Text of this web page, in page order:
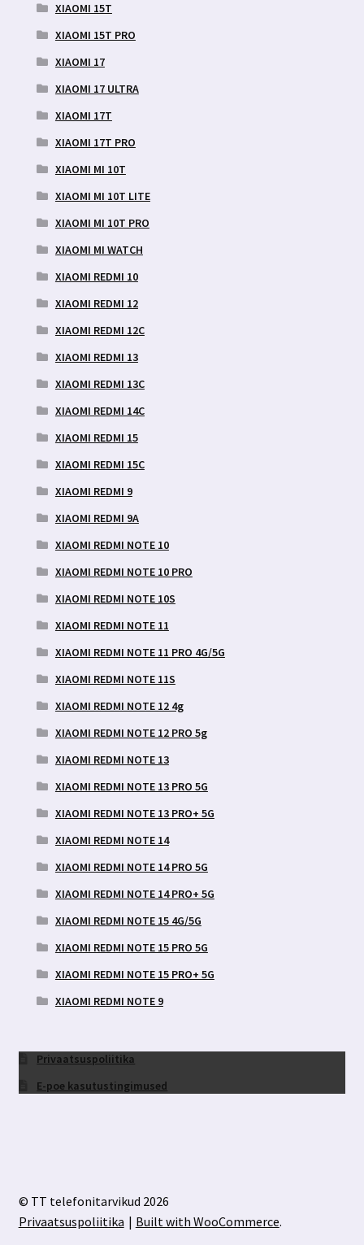
XIAOMI 15T
XIAOMI 15T PRO
XIAOMI 17
XIAOMI 17 ULTRA
XIAOMI 17T
XIAOMI 17T PRO
XIAOMI MI 10T
XIAOMI MI 10T LITE
XIAOMI MI 10T PRO
XIAOMI MI WATCH
XIAOMI REDMI 10
XIAOMI REDMI 12
XIAOMI REDMI 12C
XIAOMI REDMI 13
XIAOMI REDMI 13C
XIAOMI REDMI 14C
XIAOMI REDMI 15
XIAOMI REDMI 15C
XIAOMI REDMI 9
XIAOMI REDMI 9A
XIAOMI REDMI NOTE 10
XIAOMI REDMI NOTE 10 PRO
XIAOMI REDMI NOTE 10S
XIAOMI REDMI NOTE 11
XIAOMI REDMI NOTE 11 PRO 4G/5G
XIAOMI REDMI NOTE 11S
XIAOMI REDMI NOTE 12 4g
XIAOMI REDMI NOTE 12 PRO 5g
XIAOMI REDMI NOTE 13
XIAOMI REDMI NOTE 13 PRO 5G
XIAOMI REDMI NOTE 13 PRO+ 5G
XIAOMI REDMI NOTE 14
XIAOMI REDMI NOTE 14 PRO 5G
XIAOMI REDMI NOTE 14 PRO+ 5G
XIAOMI REDMI NOTE 15 4G/5G
XIAOMI REDMI NOTE 15 PRO 5G
XIAOMI REDMI NOTE 15 PRO+ 5G
XIAOMI REDMI NOTE 9
Privaatsuspoliitika
E-poe kasutustingimused
© TT telefonitarvikud 2026
Privaatsuspoliitika
Built with WooCommerce.